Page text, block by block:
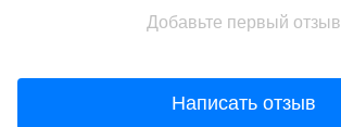
Добавьте первый отзыв
Написать отзыв